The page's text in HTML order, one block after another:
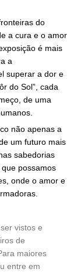
do
a cura e o amor
é mais
a
superar a dor e
do Sol”, cada
de uma
não apenas a
um futuro mais
sabedorias
possamos
onde o amor e
vistos e
de
maiores
entre em